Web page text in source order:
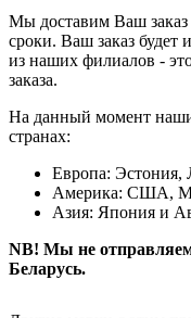
Мы доставим Ваш
сроки. Ваш заказ будет
из наших филиалов -
заказа.
На данный момент
странах:
Европа: Эстония,
Америка: США,
Азия: Япония и
NB! Мы не
Беларусь.